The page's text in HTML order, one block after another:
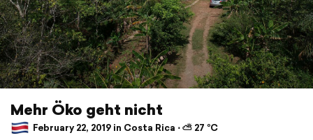
Mehr Öko geht nicht
February 22, 2019 in Costa Rica ⋅ ⛅ 27 °C